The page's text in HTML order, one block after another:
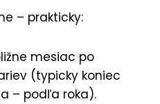
– prakticky:
mesiac po
(typicky koniec
– podľa roka).